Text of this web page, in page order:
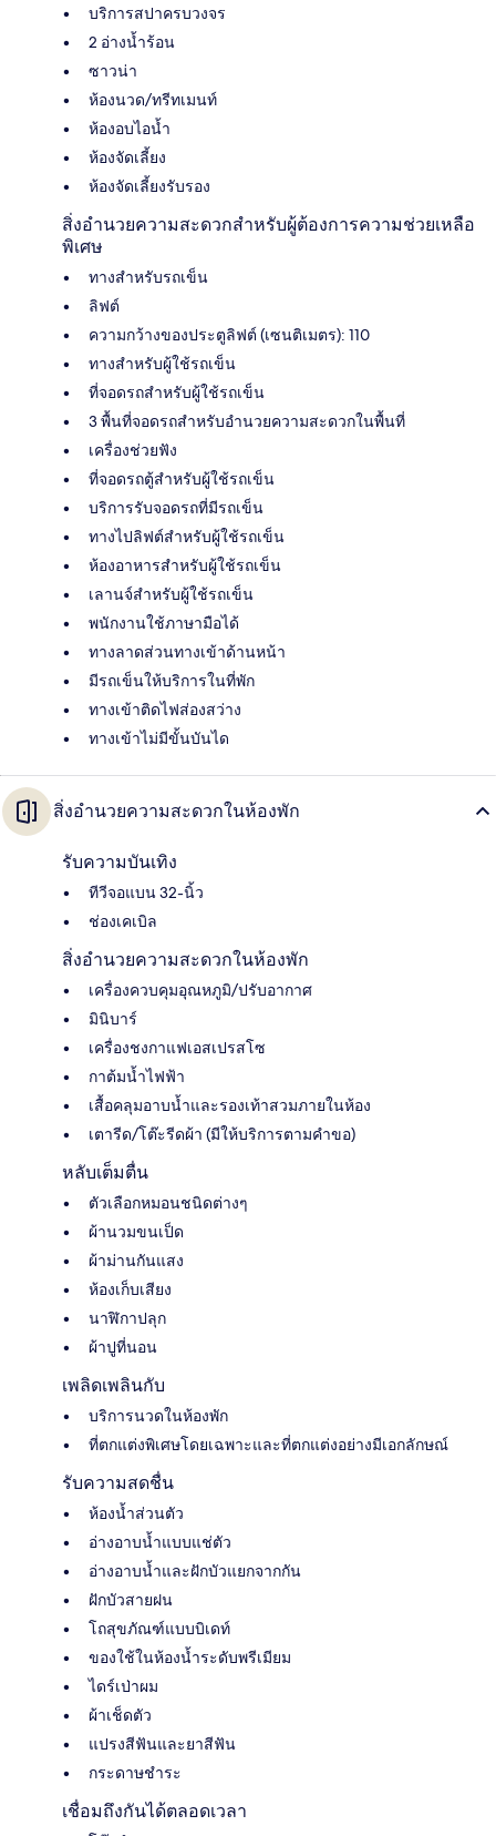
บริการสปาครบวงจร
2 อ่างน้ำร้อน
ซาวน่า
ห้องนวด/ทรีทเมนท์
ห้องอบไอน้ำ
ห้องจัดเลี้ยง
ห้องจัดเลี้ยงรับรอง
สิ่งอำนวยความสะดวกสำหรับผู้ต้องการความช่วยเหลือ
พิเศษ
ทางสำหรับรถเข็น
ลิฟต์
ความกว้างของประตูลิฟต์ (เซนติเมตร): 110
ทางสำหรับผู้ใช้รถเข็น
ที่จอดรถสำหรับผู้ใช้รถเข็น
3 พื้นที่จอดรถสำหรับอำนวยความสะดวกในพื้นที่
เครื่องช่วยฟัง
ที่จอดรถตู้สำหรับผู้ใช้รถเข็น
บริการรับจอดรถที่มีรถเข็น
ทางไปลิฟต์สำหรับผู้ใช้รถเข็น
ห้องอาหารสำหรับผู้ใช้รถเข็น
เลานจ์สำหรับผู้ใช้รถเข็น
พนักงานใช้ภาษามือได้
ทางลาดส่วนทางเข้าด้านหน้า
มีรถเข็นให้บริการในที่พัก
ทางเข้าติดไฟส่องสว่าง
ทางเข้าไม่มีขั้นบันได
สิ่งอำนวยความสะดวกในห้องพัก
รับความบันเทิง
ทีวีจอแบน 32-นิ้ว
ช่องเคเบิล
สิ่งอำนวยความสะดวกในห้องพัก
เครื่องควบคุมอุณหภูมิ/ปรับอากาศ
มินิบาร์
เครื่องชงกาแฟเอสเปรสโซ
กาต้มน้ำไฟฟ้า
เสื้อคลุมอาบน้ำและรองเท้าสวมภายในห้อง
เตารีด/โต๊ะรีดผ้า (มีให้บริการตามคำขอ)
หลับเต็มตื่น
ตัวเลือกหมอนชนิดต่างๆ
ผ้านวมขนเป็ด
ผ้าม่านกันแสง
ห้องเก็บเสียง
นาฬิกาปลุก
ผ้าปูที่นอน
เพลิดเพลินกับ
บริการนวดในห้องพัก
ที่ตกแต่งพิเศษโดยเฉพาะและที่ตกแต่งอย่างมีเอกลักษณ์
รับความสดชื่น
ห้องน้ำส่วนตัว
อ่างอาบน้ำแบบแช่ตัว
อ่างอาบน้ำและฝักบัวแยกจากกัน
ฝักบัวสายฝน
โถสุขภัณฑ์แบบบิเดท์
ของใช้ในห้องน้ำระดับพรีเมียม
ไดร์เป่าผม
ผ้าเช็ดตัว
แปรงสีฟันและยาสีฟัน
กระดาษชำระ
เชื่อมถึงกันได้ตลอดเวลา